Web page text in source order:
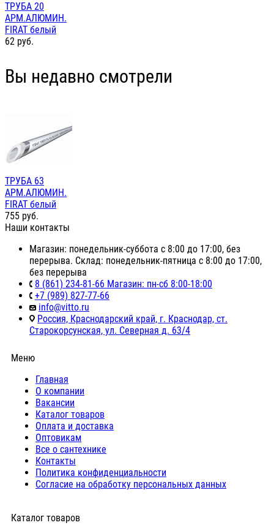
ТРУБА 20
АРМ.АЛЮМИН.
FIRAT белый
62 руб.
Вы недавно смотрели
ТРУБА 63
АРМ.АЛЮМИН.
FIRAT белый
755 руб.
Наши контакты
Магазин: понедельник-суббота с 8:00 до 17:00, без
перерыва. Склад: понедельник-пятница с 8:00 до 17:00,
без перерыва
8 (861) 234-81-66 Магазин: пн-сб 8:00-18:00
+7 (989) 827-77-66
info@vitto.ru
Россия, Краснодарский край, г. Краснодар, ст.
Старокорсунская, ул. Северная д. 63/4
Меню
Главная
О компании
Вакансии
Каталог товаров
Оплата и доставка
Оптовикам
Все о сантехнике
Контакты
Политика конфиденциальности
Согласие на обработку персональных данных
Каталог товаров